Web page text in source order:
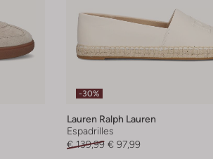
-30%
Lauren Ralph Lauren
Espadrilles
€ 139,99 € 97,99